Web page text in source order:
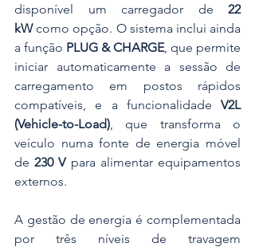
disponível um carregador de 22
kW como opção. O sistema inclui ainda
a função PLUG & CHARGE, que permite
iniciar automaticamente a sessão de
carregamento em postos rápidos
compatíveis, e a funcionalidade V2L
(Vehicle-to-Load), que transforma o
veículo numa fonte de energia móvel
de 230 V para alimentar equipamentos
externos.
A gestão de energia é complementada
por três níveis de travagem